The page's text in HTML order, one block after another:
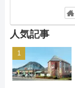
人気記事